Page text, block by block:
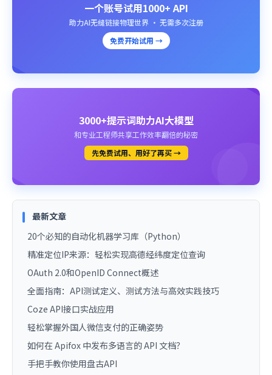
一个账号试用1000+ API
助力AI无缝链接物理世界 · 无需多次注册
免费开始试用 →
3000+提示词助力AI大模型
和专业工程师共享工作效率翻倍的秘密
先免费试用、用好了再买 →
最新文章
20个必知的自动化机器学习库（Python）
精准定位IP来源：轻松实现高德经纬度定位查询
OAuth 2.0和OpenID Connect概述
全面指南：API测试定义、测试方法与高效实践技巧
Coze API接口实战应用
轻松掌握外国人微信支付的正确姿势
如何在 Apifox 中发布多语言的 API 文档？
手把手教你使用盘古API